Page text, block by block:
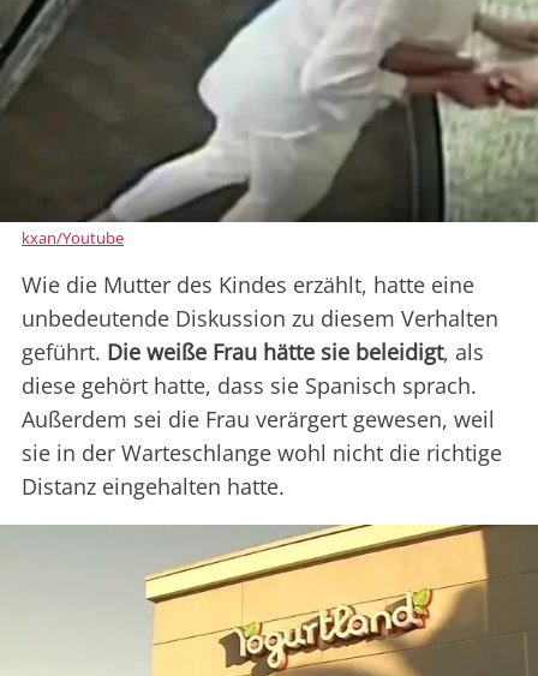
kxan/Youtube
Wie die Mutter des Kindes erzählt, hatte eine
unbedeutende Diskussion zu diesem Verhalten
geführt. Die weiße Frau hätte sie beleidigt, als
diese gehört hatte, dass sie Spanisch sprach.
Außerdem sei die Frau verärgert gewesen, weil
sie in der Warteschlange wohl nicht die richtige
Distanz eingehalten hatte.